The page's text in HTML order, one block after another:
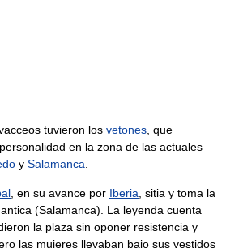
tuvieron los vetones , que
en la zona de las actuales
y Salamanca
, en su avance por Iberia , sitia y toma la
(Salamanca). La leyenda cuenta
la plaza sin oponer resistencia y
las mujeres llevaban bajo sus vestidos